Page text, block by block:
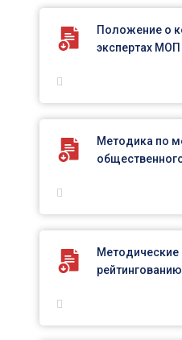
Положение о
экспертах МОП
Методика по
рейтингованию